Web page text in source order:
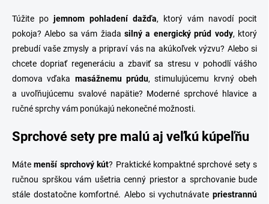
Túžite po jemnom pohladení dažďa, ktorý vám navodí pocit
pokoja? Alebo sa vám žiada silný a energický prúd vody, ktorý
prebudí vaše zmysly a pripraví vás na akúkoľvek výzvu? Alebo si
chcete dopriať regeneráciu a zbaviť sa stresu v pohodlí vášho
domova vďaka masážnemu prúdu, stimulujúcemu krvný obeh
a uvoľňujúcemu svalové napätie? Moderné sprchové hlavice a
ručné sprchy vám ponúkajú nekonečné možnosti.
Sprchové sety pre malú aj veľkú kúpeľňu
Máte menší sprchový kút? Praktické kompaktné sprchové sety s
ručnou sprškou vám ušetria cenný priestor a sprchovanie bude
stále dostatočne komfortné. Alebo si vychutnávate priestrannú